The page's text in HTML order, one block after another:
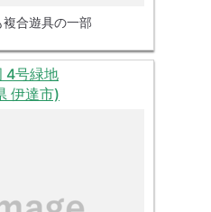
合遊具の一部
4号緑地
伊達市)